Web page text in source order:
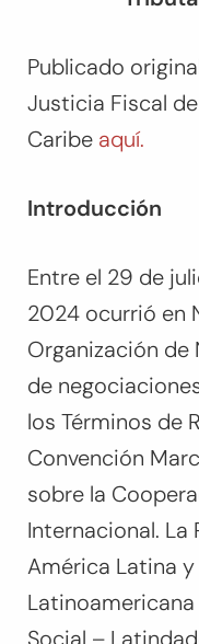
Publicado
Justicia Fiscal
Caribe aquí.
Introducción
Entre el 29 de
2024 ocurrió en
Organización de
de
los Términos de
Convención
sobre la
Internacional. La
América Latina y